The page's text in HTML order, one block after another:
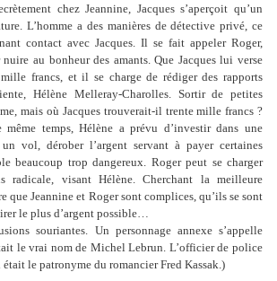
chez Jeannine, Jacques s’aperçoit qu’un
L’homme a des manières de détective privé, ce
contact avec Jacques. Il se fait appeler Roger,
au bonheur des amants. Que Jacques lui verse
francs, et il se charge de rédiger des rapports
Hélène Melleray-Charolles. Sortir de petites
mais où Jacques trouverait-il trente mille francs ?
même temps, Hélène a prévu d’investir dans une
un vol, dérober l’argent servant à payer certaines
beaucoup trop dangereux. Roger peut se charger
radicale, visant Hélène. Cherchant la meilleure
que Jeannine et Roger sont complices, qu’ils se sont
le plus d’argent possible…
souriantes. Un personnage annexe s’appelle
le vrai nom de Michel Lebrun. L’officier de police
le patronyme du romancier Fred Kassak.)